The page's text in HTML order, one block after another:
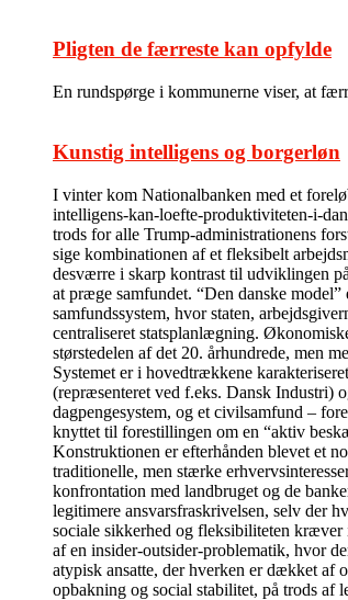
Pligten de færreste kan opfylde
En rundspørge i kommunerne viser, at
Kunstig intelligens og borgerløn
I vinter kom Nationalbanken med et
intelligens-kan-loefte-produktiviteten-i-
trods for alle Trump-administrationens
sige kombinationen af et fleksibelt
desværre i skarp kontrast til udviklingen
at præge samfundet. “Den danske
samfundssystem, hvor staten,
centraliseret statsplanlægning.
størstedelen af det 20. århundrede, men
Systemet er i hovedtrækkene
(repræsenteret ved f.eks. Dansk Industri)
dagpengesystem, og et civilsamfund –
knyttet til forestillingen om en “aktiv
Konstruktionen er efterhånden blevet et
traditionelle, men stærke
konfrontation med landbruget og de
legitimere ansvarsfraskrivelsen, selv der
sociale sikkerhed og fleksibiliteten
af en insider-outsider-problematik, hvor
atypisk ansatte, der hverken er dækket af
opbakning og social stabilitet, på trods af